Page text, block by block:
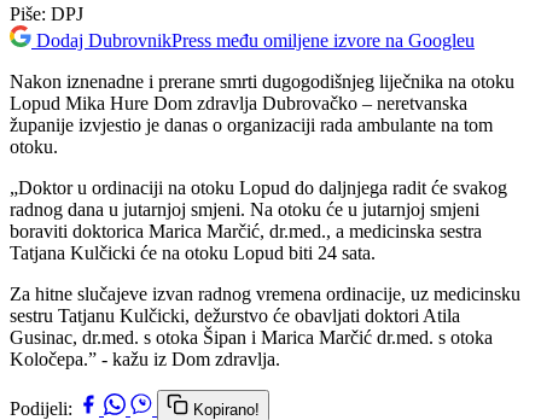
Piše: DPJ
Dodaj DubrovnikPress među omiljene izvore na Googleu
Nakon iznenadne i prerane smrti dugogodišnjeg liječnika na otoku
Lopud Mika Hure Dom zdravlja Dubrovačko – neretvanska
županije izvjestio je danas o organizaciji rada ambulante na tom
otoku.
„Doktor u ordinaciji na otoku Lopud do daljnjega radit će svakog
radnog dana u jutarnjoj smjeni. Na otoku će u jutarnjoj smjeni
boraviti doktorica Marica Marčić, dr.med., a medicinska sestra
Tatjana Kulčicki će na otoku Lopud biti 24 sata.
Za hitne slučajeve izvan radnog vremena ordinacije, uz medicinsku
sestru Tatjanu Kulčicki, dežurstvo će obavljati doktori Atila
Gusinac, dr.med. s otoka Šipan i Marica Marčić dr.med. s otoka
Koločepa.” - kažu iz Dom zdravlja.
Podijeli: Kopirano!